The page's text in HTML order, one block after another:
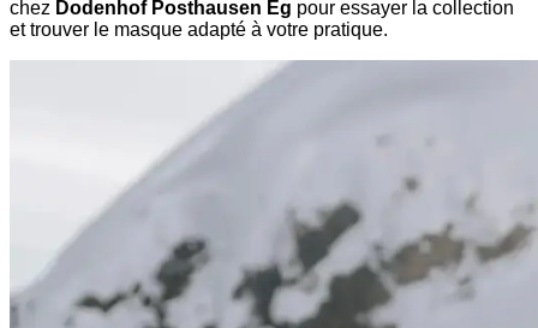
chez Dodenhof Posthausen Eg pour essayer la collection
et trouver le masque adapté à votre pratique.